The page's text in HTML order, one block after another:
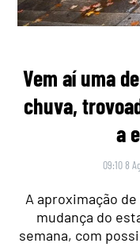
Vem aí uma
chuva,
a
09:10 8
A aproximação
mudança do
semana, com